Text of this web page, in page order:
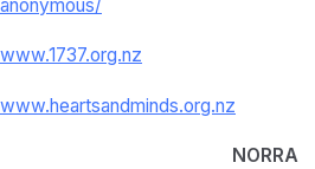
anonymous/
www.1737.org.nz
www.heartsandminds.org.nz
NORRA